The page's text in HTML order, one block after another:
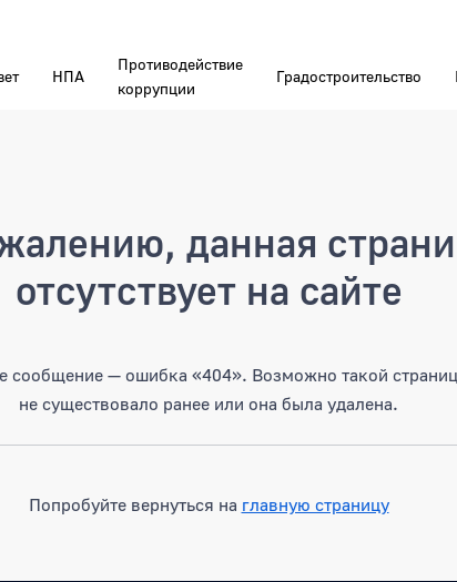
НПА
Противодействие
коррупции
Градостроительство
данная
отсутствует на сайте
сообщение — ошибка «404». Возможно такой
не существовало ранее или она была удалена.
Попробуйте вернуться на главную страницу